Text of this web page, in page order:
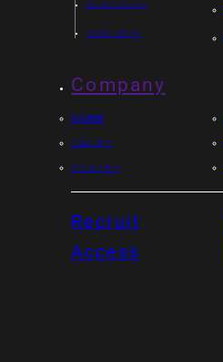
ランディングページ
リクルートサイト
Company
会社概要
ごあいさつ
クリエイター
Recruit
Access